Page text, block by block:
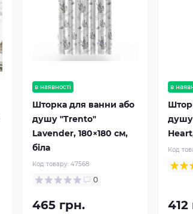
в наявності
Шторка для ванни або
душу "Trento"
Lavender, 180×180 см,
біла
Код товару:47568
0
465 грн.
в
душу
Код
412